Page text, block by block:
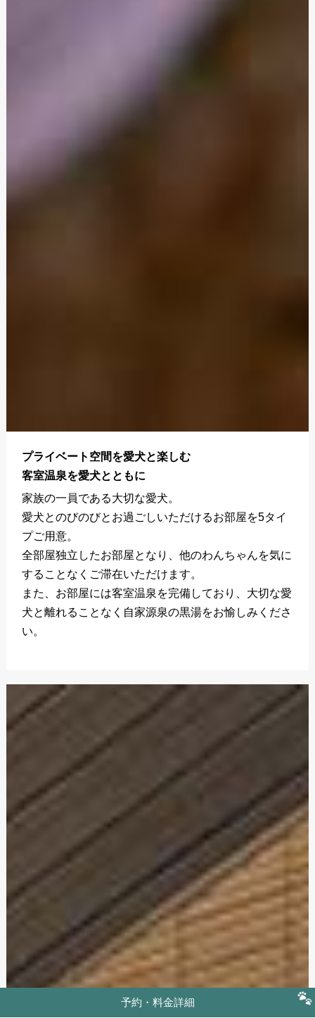
プライベート空間を愛犬と楽しむ
客室温泉を愛犬とともに
家族の一員である大切な愛犬。
愛犬とのびのびとお過ごしいただけるお部屋を5タイ
プご用意。
全部屋独立したお部屋となり、他のわんちゃんを気に
することなくご滞在いただけます。
また、お部屋には客室温泉を完備しており、大切な愛
犬と離れることなく自家源泉の黒湯をお愉しみくださ
い。
予約・料金詳細